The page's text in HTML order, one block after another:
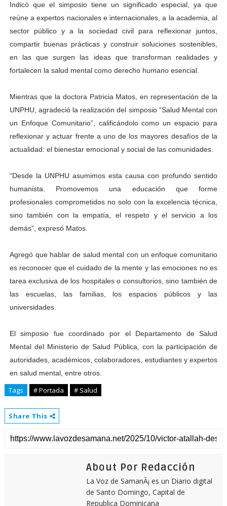
Indicó que el simposio tiene un significado especial, ya que
reúne a expertos nacionales e internacionales, a la academia, al
sector público y a la sociedad civil para reflexionar juntos,
compartir buenas prácticas y construir soluciones sostenibles,
en las que surgen las ideas que transforman realidades y
fortalecen la salud mental como derecho humano esencial.
Mientras que la doctora Patricia Matos, en representación de la
UNPHU, agradeció la realización del simposio “Salud Mental con
un Enfoque Comunitario”, calificándolo como un espacio para
reflexionar y actuar frente a uno de los mayores desafíos de la
actualidad: el bienestar emocional y social de las comunidades.
“Desde la UNPHU asumimos esta causa con profundo sentido
humanista. Promovemos una educación que forme
profesionales comprometidos no solo con la excelencia técnica,
sino también con la empatía, el respeto y el servicio a los
demás”, expresó Matos.
Agregó que hablar de salud mental con un enfoque comunitario
es reconocer que el cuidado de la mente y las emociones no es
tarea exclusiva de los hospitales o consultorios, sino también de
las escuelas, las familias, los espacios públicos y las
universidades.
El simposio fue coordinado por el Departamento de Salud
Mental del Ministerio de Salud Pública, con la participación de
autoridades, académicos, colaboradores, estudiantes y expertos
en salud mental, entre otros.
Tags # Portada # Salud
Share This
About Por Redacción
La Voz de SamanÃ¡ es un Diario digital
de Santo Domingo, Capital de
Republica Dominicana